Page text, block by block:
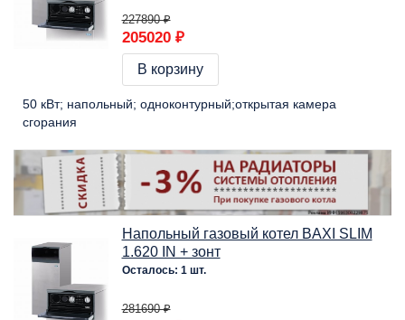
227890 ₽
205020 ₽
В корзину
50 кВт напольный одноконтурный открытая камера
сгорания
Напольный газовый котел BAXI SLIM
1.620 IN + зонт
Осталось: 1 шт.
281690 ₽